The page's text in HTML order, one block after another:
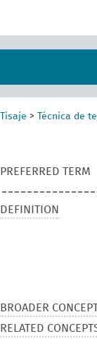
Tisaje > Técnica de
PREFERRED TERM
DEFINITION
BROADER
RELATED